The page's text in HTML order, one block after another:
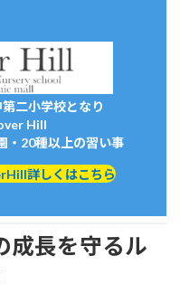
二小学校となり
Hill
・20種以上の習い事
詳しくはこちら
成長を守るル